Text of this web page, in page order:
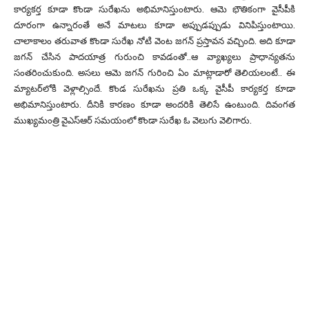
కార్యకర్త కూడా కొండా సురేఖను అభిమానిస్తుంటారు. ఆమె భౌతికంగా వైసీపీకి
దూరంగా ఉన్నారంతే అనే మాటలు కూడా అప్పుడప్పుడు వినిపిస్తుంటాయి.
చాలాకాలం తరువాత కొండా సురేఖ నోటి వెంట జగన్ ప్రస్తావన వచ్చింది. అది కూడా
జగన్ చేసిన పాదయాత్ర గురుంచి కావడంతో..ఆ వ్యాఖ్యలు ప్రాధాన్యతను
సంతరించుకుంది. అసలు ఆమె జగన్ గురించి ఏం మాట్లాడారో తెలియలంటే.. ఈ
మ్యాటర్‌లోకి వెళ్లాల్సిందే. కొండ సురేఖను ప్రతి ఒక్క వైసీపీ కార్యకర్త కూడా
అభిమానిస్తుంటారు. దీనికి కారణం కూడా అందరికి తెలిసే ఉంటుంది. దివంగత
ముఖ్యమంత్రి వైఎస్ఆర్ సమయంలో కొండా సురేఖ ఓ వెలుగు వెలిగారు.